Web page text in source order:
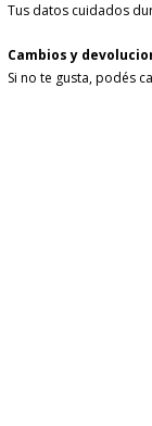
Tus datos cuidados
Cambios y
Si no te gusta, podés